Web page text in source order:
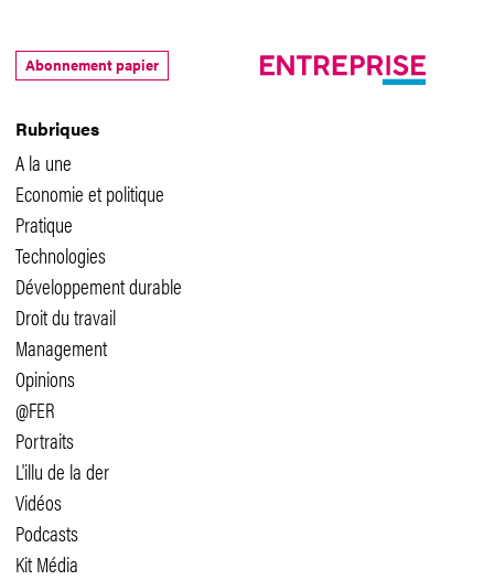
Rubriques
A la une
Economie et politique
Pratique
Technologies
Développement durable
Droit du travail
Management
Opinions
@FER
Portraits
L'illu de la der
Vidéos
Podcasts
Kit Média
Abonnement papier